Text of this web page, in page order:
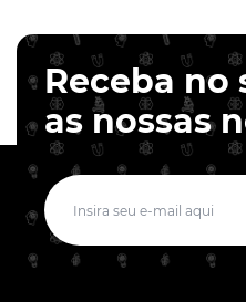
Receba no
as nossas